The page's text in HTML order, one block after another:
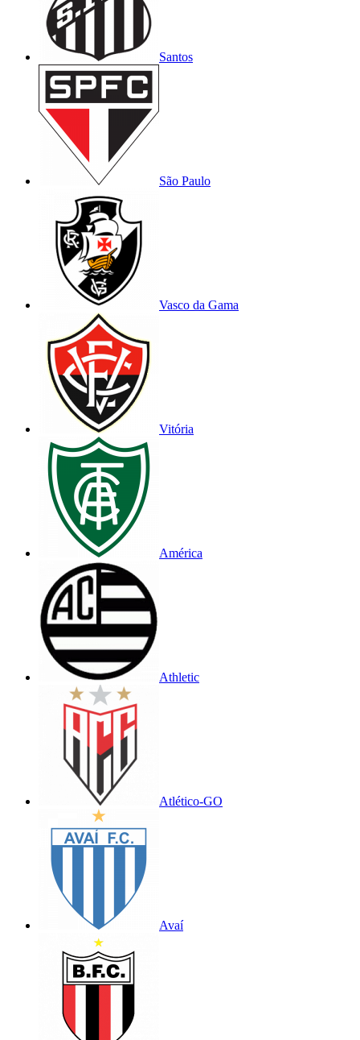
Santos
São Paulo
Vasco da Gama
Vitória
América
Athletic
Atlético-GO
Avaí